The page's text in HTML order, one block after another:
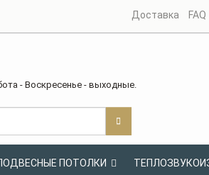
Доставка FAQ
- Воскресенье - выходные.
ПОТОЛКИ